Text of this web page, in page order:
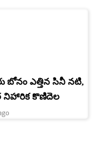
బోనం ఎత్తిన సినీ నటి,
నిహారిక కొణిదెల